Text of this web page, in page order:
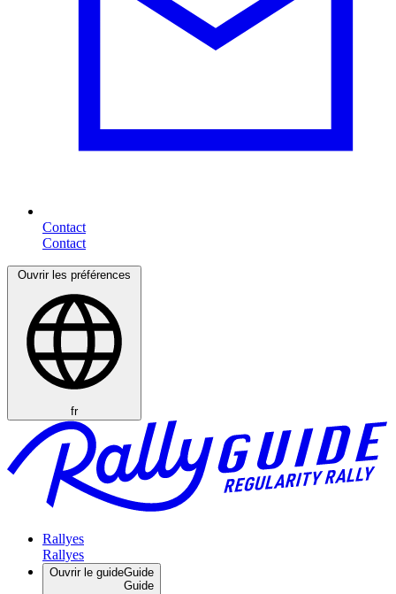
Contact
Ouvrir les préférences
fr
Rallyes
Ouvrir le guideGuide